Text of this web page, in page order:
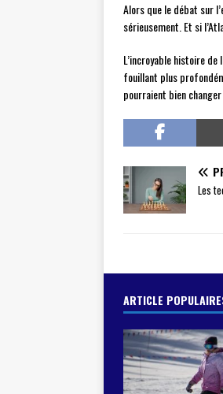
Alors que le débat sur
sérieusement. Et si
L’incroyable histoire
fouillant plus
pourraient bien
Les
ARTICLE